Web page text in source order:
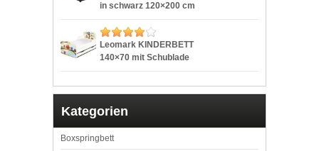
in schwarz 120×200 cm
inklusive Rollrost,
Kunstlederbezug
Leomark KINDERBETT
140×70 mit Schublade
Funktionsbett Einzelbett
Eulen Sehr Einfache
Montage
Kategorien
Boxspringbett